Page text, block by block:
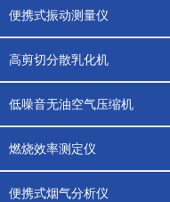
便携式振动测量仪
高剪切分散乳化机
低噪音无油空气压缩机
燃烧效率测定仪
便携式烟气分析仪